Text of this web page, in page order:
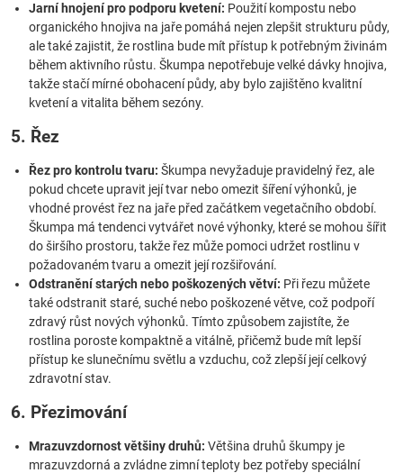
Jarní hnojení pro podporu kvetení: Použití kompostu nebo
organického hnojiva na jaře pomáhá nejen zlepšit strukturu půdy,
ale také zajistit, že rostlina bude mít přístup k potřebným živinám
během aktivního růstu. Škumpa nepotřebuje velké dávky hnojiva,
takže stačí mírné obohacení půdy, aby bylo zajištěno kvalitní
kvetení a vitalita během sezóny.
5. Řez
Řez pro kontrolu tvaru: Škumpa nevyžaduje pravidelný řez, ale
pokud chcete upravit její tvar nebo omezit šíření výhonků, je
vhodné provést řez na jaře před začátkem vegetačního období.
Škumpa má tendenci vytvářet nové výhonky, které se mohou šířit
do širšího prostoru, takže řez může pomoci udržet rostlinu v
požadovaném tvaru a omezit její rozšiřování.
Odstranění starých nebo poškozených větví: Při řezu můžete
také odstranit staré, suché nebo poškozené větve, což podpoří
zdravý růst nových výhonků. Tímto způsobem zajistíte, že
rostlina poroste kompaktně a vitálně, přičemž bude mít lepší
přístup ke slunečnímu světlu a vzduchu, což zlepší její celkový
zdravotní stav.
6. Přezimování
Mrazuvzdornost většiny druhů: Většina druhů škumpy je
mrazuvzdorná a zvládne zimní teploty bez potřeby speciální